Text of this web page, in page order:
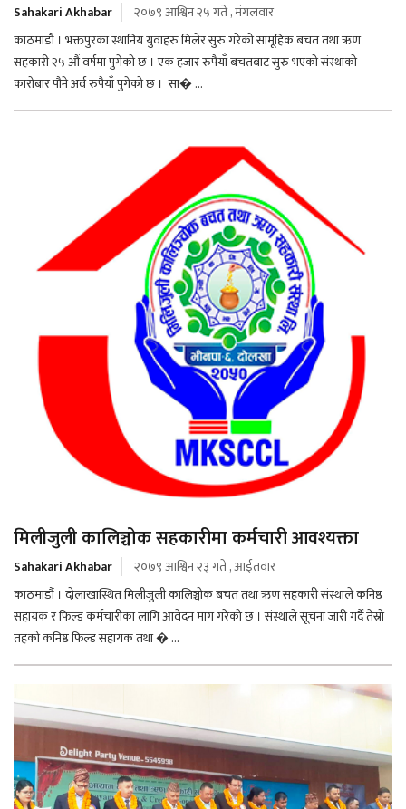
Sahakari Akhabar
२०७९ आश्विन २५ गते , मंगलवार
काठमाडौं । भक्तपुरका स्थानिय युवाहरु मिलेर सुरु गरेको सामूहिक बचत तथा ऋण
सहकारी २५ औं वर्षमा पुगेको छ । एक हजार रुपैयाँ बचतबाट सुरु भएको संस्थाको
कारोबार पौने अर्व रुपैयाँ पुगेको छ । सा� ...
मिलीजुली कालिञ्चोक सहकारीमा कर्मचारी आवश्यक्ता
Sahakari Akhabar
२०७९ आश्विन २३ गते , आईतवार
काठमाडौं । दोलाखास्थित मिलीजुली कालिञ्चोक बचत तथा ऋण सहकारी संस्थाले कनिष्ठ
सहायक र फिल्ड कर्मचारीका लागि आवेदन माग गरेको छ । संस्थाले सूचना जारी गर्दै तेस्रो
तहको कनिष्ठ फिल्ड सहायक तथा � ...